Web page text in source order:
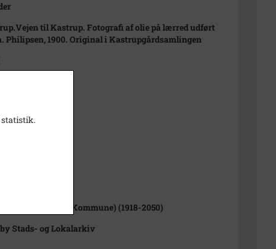
til Kastrup. Fotografi af olie på lærred udført
Philipsen, 1900. Original i Kastrupgårdsamlingen
Sogn (Tårnby Kommune) (1918-2050)
Stads- og Lokalarkiv
statistik.